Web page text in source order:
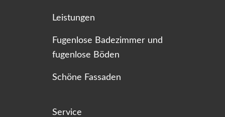
Leistungen
Fugenlose Badezimmer und
fugenlose Böden
Schöne Fassaden
Service